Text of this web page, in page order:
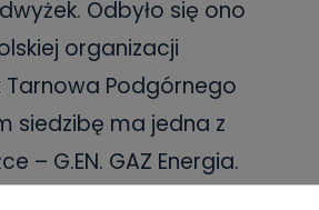
Odbyło się ono
organizacji
Tarnowa Podgórnego
siedzibę ma jedna z
– G.EN. GAZ Energia.